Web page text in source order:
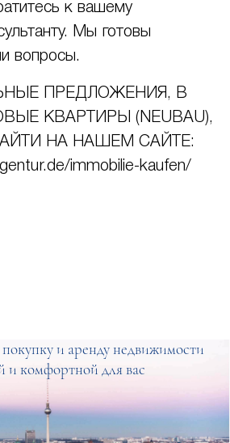
к вашему
Мы готовы
вопросы.
ПРЕДЛОЖЕНИЯ, В
КВАРТИРЫ (NEUBAU),
НА НАШЕМ САЙТЕ:
immobilie-kaufen/
и аренду недвижимости
и комфортной для вас